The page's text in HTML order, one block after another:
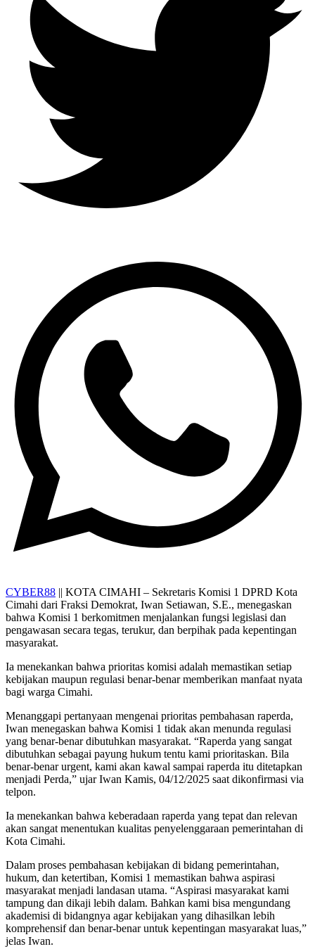
CYBER88 || KOTA CIMAHI – Sekretaris Komisi 1 DPRD Kota
Cimahi dari Fraksi Demokrat, Iwan Setiawan, S.E., menegaskan
bahwa Komisi 1 berkomitmen menjalankan fungsi legislasi dan
pengawasan secara tegas, terukur, dan berpihak pada kepentingan
masyarakat.
Ia menekankan bahwa prioritas komisi adalah memastikan setiap
kebijakan maupun regulasi benar-benar memberikan manfaat nyata
bagi warga Cimahi.
Menanggapi pertanyaan mengenai prioritas pembahasan raperda,
Iwan menegaskan bahwa Komisi 1 tidak akan menunda regulasi
yang benar-benar dibutuhkan masyarakat. “Raperda yang sangat
dibutuhkan sebagai payung hukum tentu kami prioritaskan. Bila
benar-benar urgent, kami akan kawal sampai raperda itu ditetapkan
menjadi Perda,” ujar Iwan Kamis, 04/12/2025 saat dikonfirmasi via
telpon.
Ia menekankan bahwa keberadaan raperda yang tepat dan relevan
akan sangat menentukan kualitas penyelenggaraan pemerintahan di
Kota Cimahi.
Dalam proses pembahasan kebijakan di bidang pemerintahan,
hukum, dan ketertiban, Komisi 1 memastikan bahwa aspirasi
masyarakat menjadi landasan utama. “Aspirasi masyarakat kami
tampung dan dikaji lebih dalam. Bahkan kami bisa mengundang
akademisi di bidangnya agar kebijakan yang dihasilkan lebih
komprehensif dan benar-benar untuk kepentingan masyarakat luas,”
jelas Iwan.